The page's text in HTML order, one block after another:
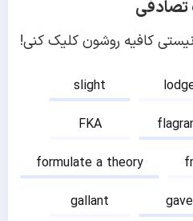
تصادفی
کافیه روشون کلیک کنی!
slight
FKA
formulate a theory
gallant
gave